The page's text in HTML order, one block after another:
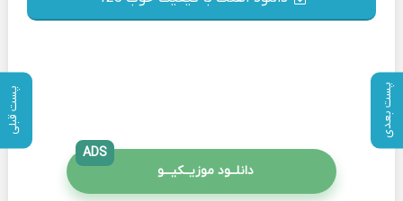
پست بعدی پست قبلی
دانلــود موزیــکیـــو
ADS